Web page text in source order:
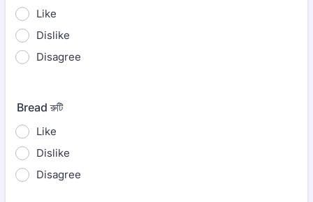
Like
Dislike
Disagree
Bread রুটি
Like
Dislike
Disagree